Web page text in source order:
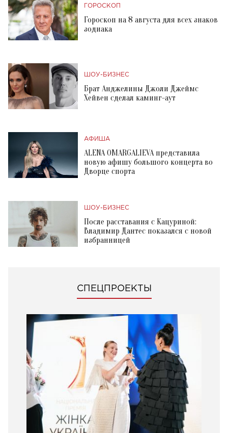
ГОРОСКОП
Гороскоп на 8 августа для всех знаков
зодиака
ШОУ-БИЗНЕС
Брат Анджелины Джоли Джеймс
Хейвен сделал каминг-аут
АФИША
ALENA OMARGALIEVA представила
новую афишу большого концерта во
Дворце спорта
ШОУ-БИЗНЕС
После расставания с Кацуриной:
Владимир Дантес показался с новой
избранницей
СПЕЦПРОЕКТЫ